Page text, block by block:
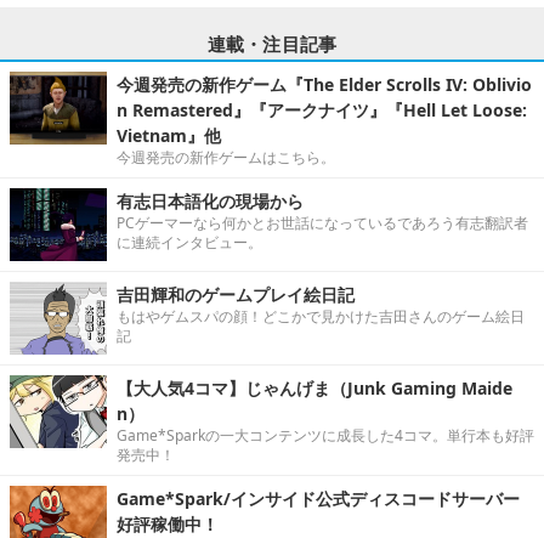
連載・注目記事
今週発売の新作ゲーム『The Elder Scrolls IV: Oblivio
n Remastered』『アークナイツ』『Hell Let Loose:
Vietnam』他
今週発売の新作ゲームはこちら。
有志日本語化の現場から
PCゲーマーなら何かとお世話になっているであろう有志翻訳者
に連続インタビュー。
吉田輝和のゲームプレイ絵日記
もはやゲムスパの顔！どこかで見かけた吉田さんのゲーム絵日
記
【大人気4コマ】じゃんげま（Junk Gaming Maide
n）
Game*Sparkの一大コンテンツに成長した4コマ。単行本も好評
発売中！
Game*Spark/インサイド公式ディスコードサーバー
好評稼働中！